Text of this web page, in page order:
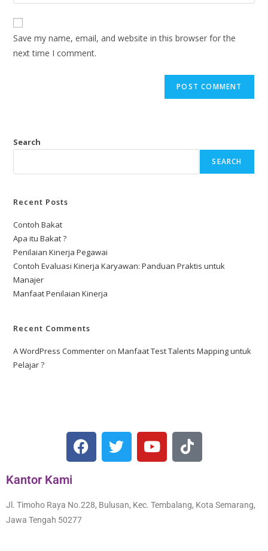
Save my name, email, and website in this browser for the
next time I comment.
Search
SEARCH
Recent Posts
Contoh Bakat
Apa itu Bakat ?
Penilaian Kinerja Pegawai
Contoh Evaluasi Kinerja Karyawan: Panduan Praktis untuk
Manajer
Manfaat Penilaian Kinerja
Recent Comments
A WordPress Commenter onManfaat Test Talents Mapping untuk
Pelajar ?
Kantor Kami
Jl. Timoho Raya No.228, Bulusan, Kec. Tembalang, Kota Semarang,
Jawa Tengah 50277